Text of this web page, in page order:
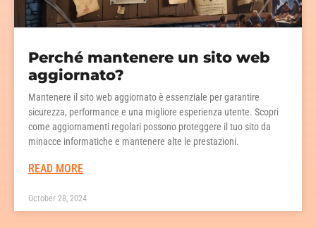
Perché mantenere un sito web
aggiornato?
Mantenere il sito web aggiornato è essenziale per garantire
sicurezza, performance e una migliore esperienza utente. Scopri
come aggiornamenti regolari possono proteggere il tuo sito da
minacce informatiche e mantenere alte le prestazioni.
READ MORE
October 28, 2024